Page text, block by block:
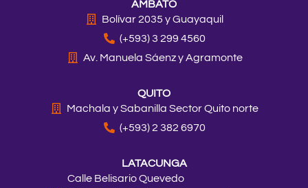
o
k
k
d
i
t
r
AMBATO
Bolívar 2035 y Guayaquil
(+593) 3 299 4560
Av. Manuela Sáenz y Agramonte
QUITO
Machala y Sabanilla Sector Quito norte
(+593) 2 382 6970
LATACUNGA
Calle Belisario Quevedo